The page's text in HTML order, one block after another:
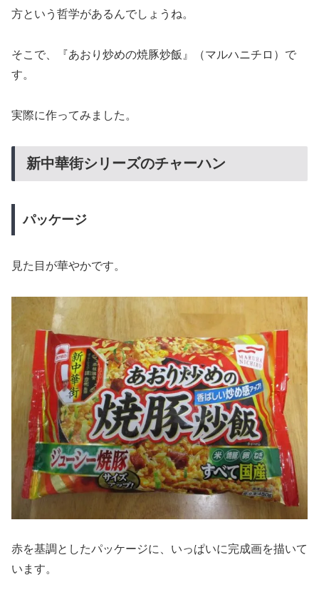
方という哲学があるんでしょうね。
そこで、『あおり炒めの焼豚炒飯』（マルハニチロ）で
す。
実際に作ってみました。
新中華街シリーズのチャーハン
パッケージ
見た目が華やかです。
赤を基調としたパッケージに、いっぱいに完成画を描いて
います。